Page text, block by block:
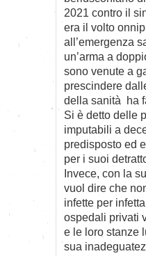
2021 contro il
era il volto
all’emergenza
un’arma a
sono venute a
prescindere
della sanità ha
Si è detto delle
imputabili a
predisposto ed
per i suoi
Invece, con la
vuol dire che
infette per
ospedali privati
e le loro stanze
sua